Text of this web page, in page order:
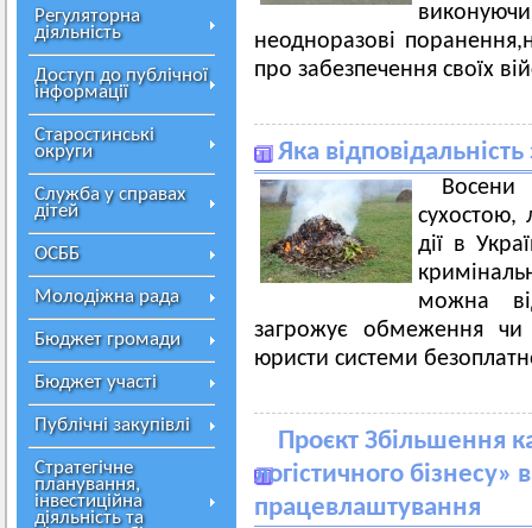
Регуляторна
діяльність
Доступ до публічної
інформації
Старостинські
округи
Служба у справах
дітей
ОСББ
Молодіжна рада
Бюджет громади
Бюджет участі
Публічні закупівлі
Стратегічне
планування,
інвестиційна
діяльність та
неодноразові
про забезпечення своїх
Яка
Восени
сухостою,
дії в
можна
загрожує обмеження чи
юристи системи
Проєкт Збільшення
логістичного бізнесу»
працевлаштування